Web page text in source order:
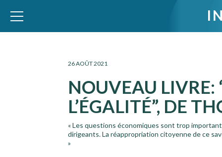
WID – World Inequality Database
26 AOÛT 2021
NOUVEAU LIVRE:
L’ÉGALITÉ”, DE
« Les questions économiques sont trop
dirigeants. La réappropriation citoyenne de ce
»